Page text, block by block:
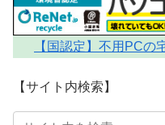
【国認定】不用PCの
【サイト内検索】